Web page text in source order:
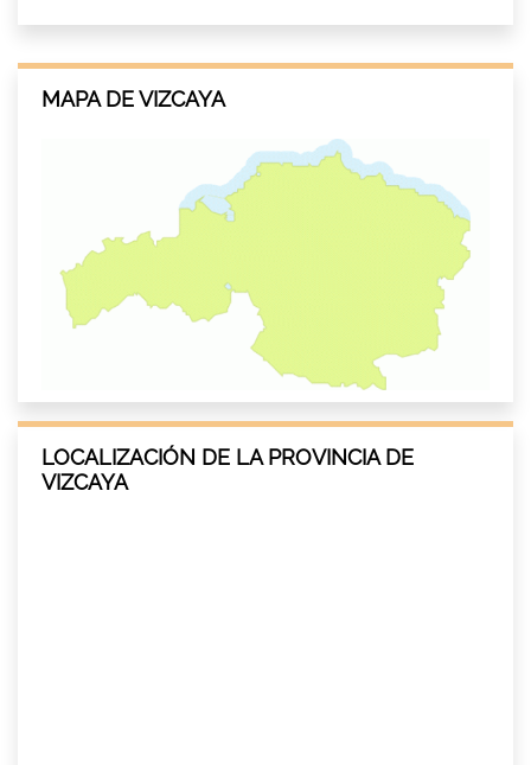
MAPA DE VIZCAYA
LOCALIZACIÓN DE LA PROVINCIA DE
VIZCAYA